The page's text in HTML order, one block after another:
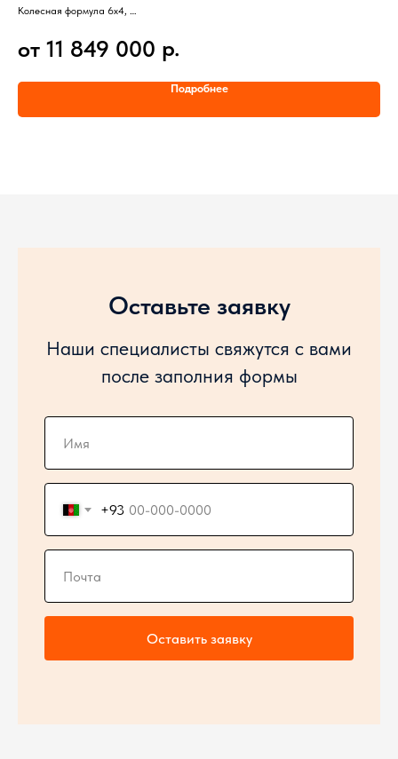
Колесная формула 6х4,
Мощность 300 л/с,
Двигатель КАММИНЗ,
Тип КМУ - шарнирно-сочлененный,
от 11 849 000 р.
Подробнее
Оставьте заявку
Наши специалисты свяжутся с вами
после заполния формы
+93
Оставить заявку